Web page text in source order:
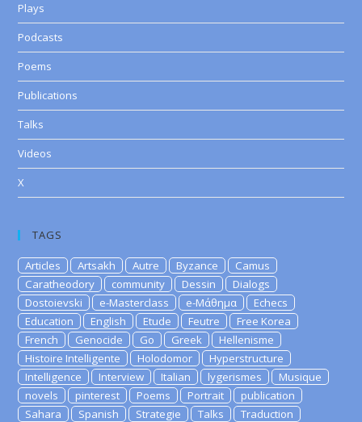
Plays
Podcasts
Poems
Publications
Talks
Videos
X
TAGS
Articles Artsakh Autre Byzance
Camus
Caratheodory
community Dessin
Dialogs
Dostoievski
e-Masterclass e-Μάθημα
Echecs
Education
English Etude Feutre
Free Korea
French
Genocide Go Greek
Hellenisme
Histoire Intelligente
Holodomor
Hyperstructure
Intelligence
Interview Italian lygerismes
Musique
novels
pinterest Poems Portrait
publication
Sahara
Spanish Strategie Talks
Traduction